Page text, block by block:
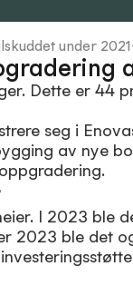
under
Dette er 44
seg i
av nye
I 2023 ble
2023 ble det